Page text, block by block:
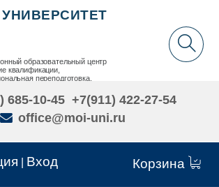
Вход Корзина
образовательный центр
квалификации,
переподготовка,
685-10-45 +7(911) 422-27-54
office@moi-uni.ru